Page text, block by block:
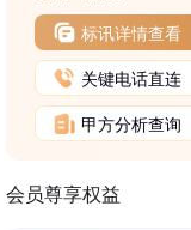
标讯详情查看
关键电话直连
甲方分析查询
会员尊享权益